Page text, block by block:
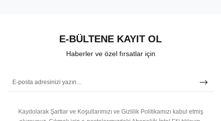
E-BÜLTENE KAYIT OL
Haberler ve özel fırsatlar için
Kaydolarak Şartlar ve Koşullarımızı ve Gizlilik Politikamızı kabul etmiş